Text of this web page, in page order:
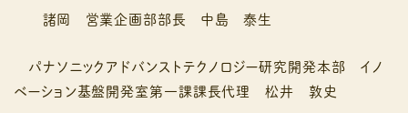
諸岡 営業企画部部⻑ 中島 泰生
パナソニックアドバンストテクノロジー研究開発本部 イノ
ベーション基盤開発室第一課課⻑代理 松井 敦史